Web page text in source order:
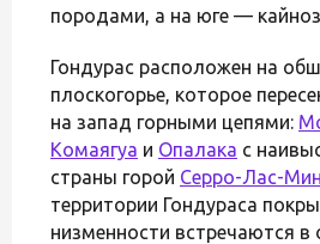
породами, а на юге —
Гондурас расположен на
плоскогорье, которое
на запад горными цепями:
Комаягуа и Опалака с
страны горой Серро-Лас-
территории Гондураса
низменности встречаются